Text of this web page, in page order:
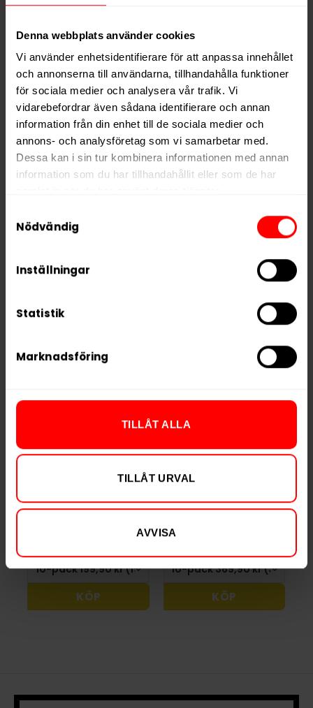
Denna webbplats använder cookies
Vi använder enhetsidentifierare för att anpassa innehållet
och annonserna till användarna, tillhandahålla funktioner
för sociala medier och analysera vår trafik. Vi
vidarebefordrar även sådana identifierare och annan
information från din enhet till de sociala medier och
annons- och analysföretag som vi samarbetar med.
Dessa kan i sin tur kombinera informationen med annan
information som du har tillhandahållit eller som de har
We work with
who may receive and
Nödvändig
Inställningar
Statistik
Marknadsföring
TILLÅT ALLA
TILLÅT URVAL
AVVISA
Nikotin per gram
0,0 mg/g
Nikotin per portion
0,0 mg
Nikotin per dosa
0 mg
Vikt per dosa
12 g
Portioner per dosa
20
Tillverkare
Tobacco International Inc.
RELATERADE PRODUKTER
Peppermint
199,90 kr
KÖP
Mango Zero
369,90 kr
KÖP